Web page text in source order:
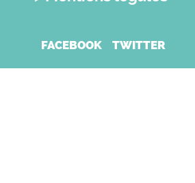
FACEBOOK TWITTER